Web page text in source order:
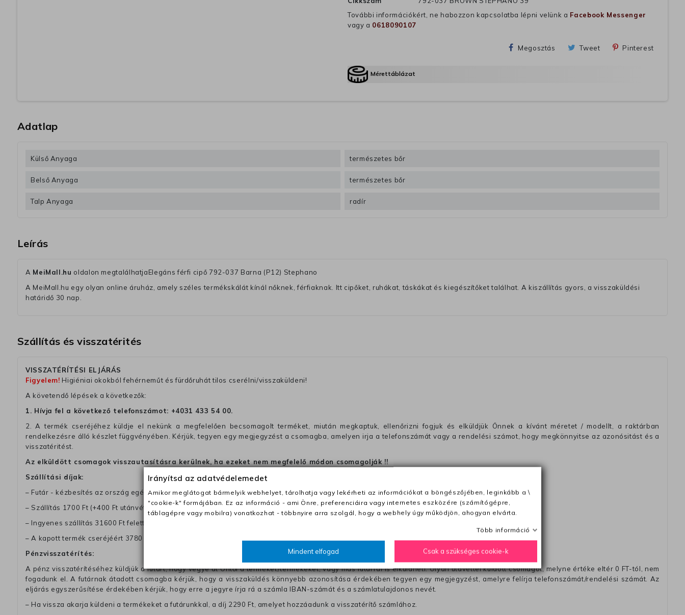
További információkért, ne habozzon kapcsolatba lépni velünk a Facebook Messenger
vagy a 0618090107
Megosztás Tweet Pinterest
Mérettáblázat
Adatlap
Külső Anyaga természetes bőr
Belső Anyaga természetes bőr
Talp Anyaga radír
Leírás
A MeiMall.hu oldalon megtalálhatjaElegáns férfi cipő 792-037 Barna (P12) Stephano
A MeiMall.hu egy olyan online áruház, amely széles termékskálát kínál nőknek, férfiaknak. Itt cipőket, ruhákat, táskákat és kiegészítőket találhat. A kiszállítás gyors, a visszaküldési
határidő 30 nap.
Szállítás és visszatérités
VISSZATÉRÍTÉSI ELJÁRÁS
Figyelem! Higiéniai okokból fehérneműt és fürdőruhát tilos cserélni/visszaküldeni!
A követendő lépések a következők:
1. Hívja fel a következő telefonszámot: +4031 433 54 00.
2. A termék cseréjéhez küldje el nekünk a megfelelően becsomagolt terméket, miután megkaptuk, ellenőrizni fogjuk és elküldjük Önnek a kívánt méretet / modellt, a raktárban
rendelkezésre álló készlet függvényében. Kérjük, tegyen egy megjegyzést a csomagba, amelyen irja a telefonszámát vagy a rendelési számot, hogy megkönnyitse az azonósitást és a
visszatéritést.
Az elküldött csomagok visszautasításra kerülnek, ha ezeket nem megfelelő módon csomagolják !!
Szállítási díjak:
– Futár - kézbesítés az ország egész területén, 2-3 munkanapon belül a megrendelés e-mailben / sms-ben történő megerősítésétől számítva
– Szállítás 1700 Ft (+400 Ft utánvéttel)
– Ingyenes szállítás 31600 Ft feletti megrendeléseknél (+400 Ft utánvétte)
– A kapott termék cseréjéért 3780 Ft szállítási díjat számolunk fel (oda -vissza út)
Pénzvisszatérítés:
A pénz visszatérítéséhez küldjük a futárt, hogy vegye át Öntől a terméket/termékeket, vagy más futárral is elküldheti. Olyan utávéttel küldött csomagot, melyne értéke eltér 0 FT-tól, nem
fogadunk el. A futárnak átadott csomagba kérjük, hogy a visszaküldés könnyebb azonosítása érdekében tegyen egy megjegyzést, amelyre felírja telefonszámát/rendelési számát. Az
eljárás egyszerűsítése érdekében kérjük, hogy erre a jegyre írja rá a számla IBAN-számát és a számlatulajdonos nevét.
– Ha vissza akarja küldeni a termékeket a futárunkkal, a díj 2290 Ft, amelyet hozzáadunk a visszatérítő számlához.
Irányítsd az adatvédelemedet
Amikor meglátogat bármelyik webhelyet, tárolhatja vagy lekérheti az információkat a böngészőjében, leginkább a \
"cookie-k" formájában. Ez az információ - ami Önre, preferenciáira vagy internetes eszközére (számítógépre,
táblagépre vagy mobilra) vonatkozhat - többnyire arra szolgál, hogy a webhely úgy működjön, ahogyan elvárta.
Több információ
Mindent elfogad Csak a szükséges cookie-k